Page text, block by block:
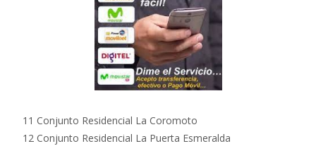
11 Conjunto Residencial La Coromoto
12 Conjunto Residencial La Puerta Esmeralda